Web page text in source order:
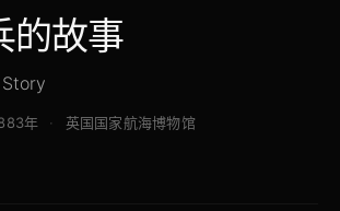
的故事
年 英国国家航海博物馆